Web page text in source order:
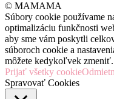
© MAMAMA
Súbory cookie používame
optimalizáciu funkčnosti
aby sme vám poskytli
súboroch cookie a
môžete kedykoľvek zmeniť.
Prijať všetky cookie
Spravovať Cookies